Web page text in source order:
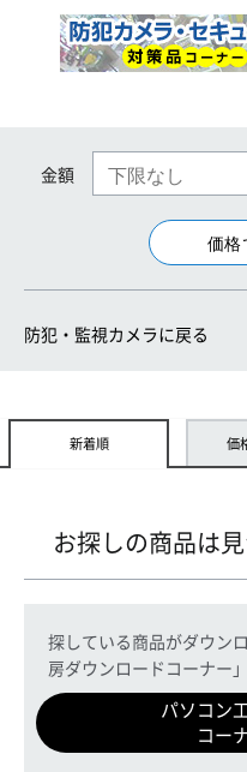
金額
防犯・監視カメラに戻る
新着順 価
お探しの商品は
探している商品がダウン
房ダウンロードコーナー
パソコン
コー